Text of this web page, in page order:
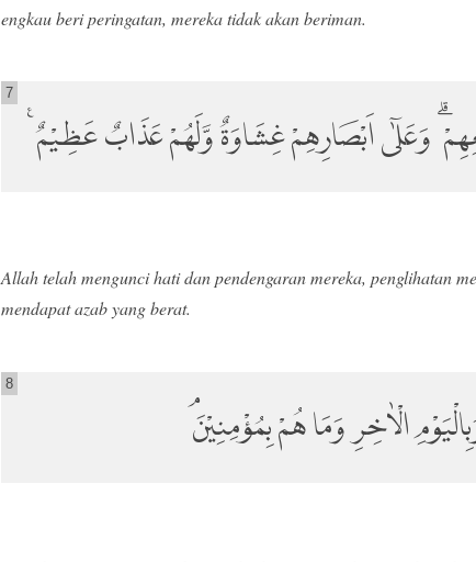
engkau beri peringatan, mereka tidak akan beriman.
وَعَلٰٓى اَبْصَارِهِمْ غِشَاوَةٌ وَّلَهُمْ عَذَابٌ عَظِيْمٌ
7
Allah telah mengunci hati dan pendengaran mereka, penglihatan
mendapat azab yang berat.
الْاٰخِرِ وَمَا هُمْ بِمُؤْمِنِيْنَۘ
8